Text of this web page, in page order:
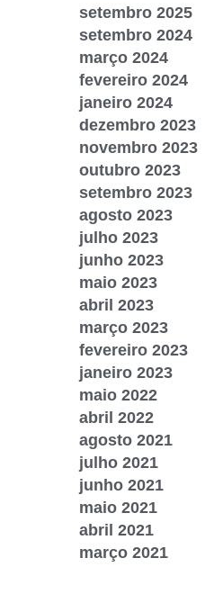
setembro 2025
setembro 2024
março 2024
fevereiro 2024
janeiro 2024
dezembro 2023
novembro 2023
outubro 2023
setembro 2023
agosto 2023
julho 2023
junho 2023
maio 2023
abril 2023
março 2023
fevereiro 2023
janeiro 2023
maio 2022
abril 2022
agosto 2021
julho 2021
junho 2021
maio 2021
abril 2021
março 2021